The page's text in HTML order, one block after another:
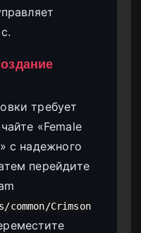
требует
«Female
с надежного
перейдите
common/Crimson